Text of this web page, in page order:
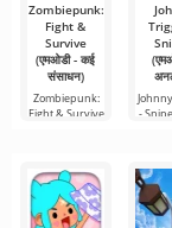
Zombiepunk:
Fight &
Survive
(एमओडी - कई
संसाधन)
Zombiepunk:
Fight & Survive
-